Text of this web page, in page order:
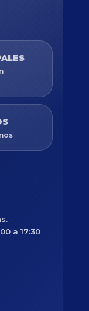
a 17:30